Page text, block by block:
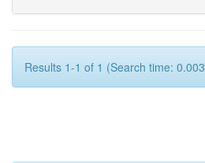
Results 1-1 of 1 (Search time: